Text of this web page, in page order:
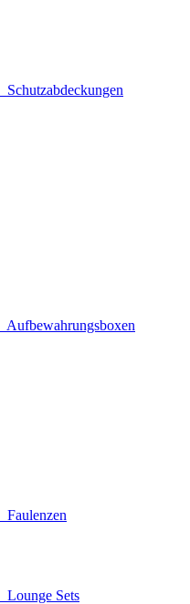
Schutzabdeckungen
Aufbewahrungsboxen
Faulenzen
Lounge Sets